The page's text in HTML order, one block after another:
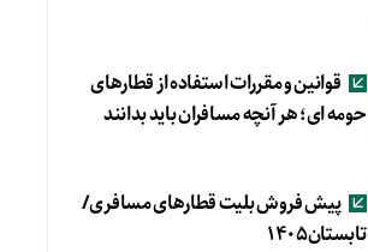
قوانین و مقررات استفاده از قطارهای
حومه ای؛ هر آنچه مسافران باید بدانند
پیش فروش بلیت قطارهای مسافری/
تابستان۱۴۰۵